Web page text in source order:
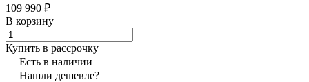
109 990 ₽
В корзину
Купить в рассрочку
Есть в наличии
Нашли дешевле?